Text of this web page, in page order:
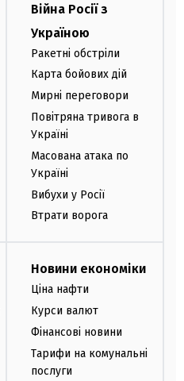
Війна Росії з
Україною
Ракетні обстріли
Карта бойових дій
Мирні переговори
Повітряна тривога в
Україні
Масована атака по
Україні
Вибухи у Росії
Втрати ворога
Новини економіки
Ціна нафти
Курси валют
Фінансові новини
Тарифи на комунальні
послуги